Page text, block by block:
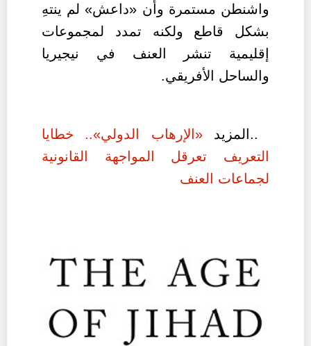
واشنطن مستمرة وأن «داعش» لم ينتهِ
بشكل قاطع ولكنه تمدد لمجموعات
إقليمية تنشر العنف في نيجيريا
والساحل الأفريقي.
المزيد..
«الإرهاب الدولي».. خطايا
التعريف تعرقل المواجهة القانونية
لجماعات العنف